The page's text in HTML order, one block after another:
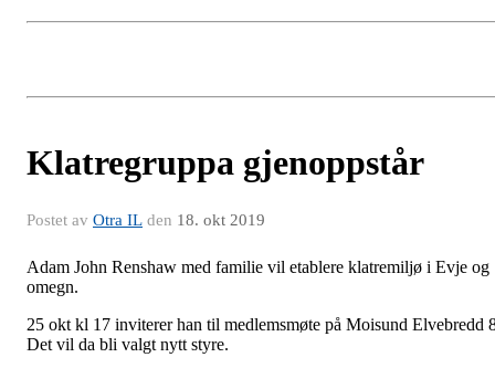
Klatregruppa gjenoppstår
Postet av Otra IL den 18. okt 2019
Adam John Renshaw med familie vil etablere klatremiljø i Evje og
omegn.
25 okt kl 17 inviterer han til medlemsmøte på Moisund Elvebredd
Det vil da bli valgt nytt styre.